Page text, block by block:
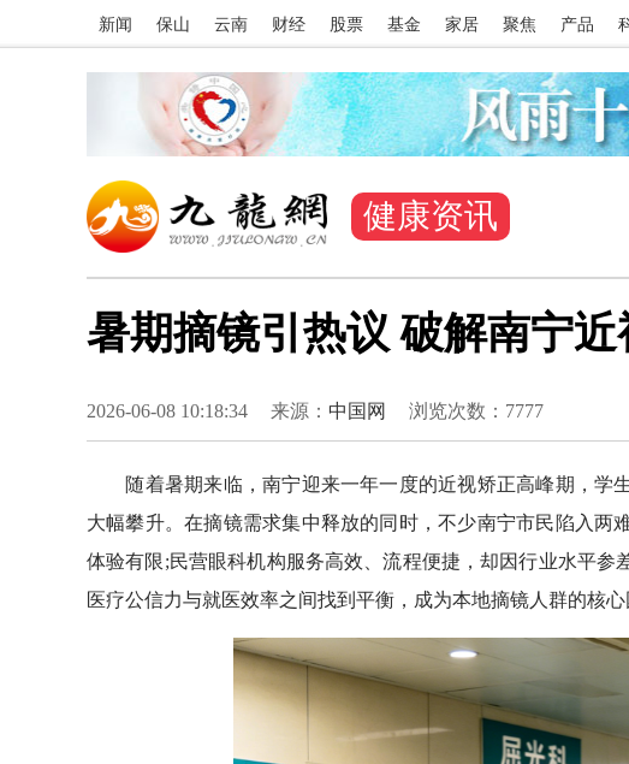
新闻 保山 云南 财经 股票 基金 家居 聚焦 产品
健康资讯
暑期摘镜引热议 破解南宁
2026-06-08 10:18:34 来源： 中国网 浏览次数： 7777
随着暑期来临，南宁迎来一年一度的近视矫正高峰期，学
大幅攀升。在摘镜需求集中释放的同时，不少南宁市民陷入
体验有限;民营眼科机构服务高效、流程便捷，却因行业水平
医疗公信力与就医效率之间找到平衡，成为本地摘镜人群的核心